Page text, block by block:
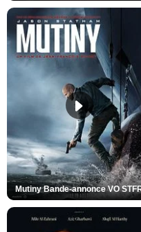
Mutiny Bande-annonce VO